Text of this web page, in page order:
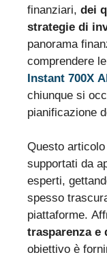
finanziari, dei
strategie di
panorama
comprendere
Instant 700X
chiunque si
pianificazione
Questo
supportati da
esperti,
spesso
piattaforme.
trasparenza e
obiettivo è